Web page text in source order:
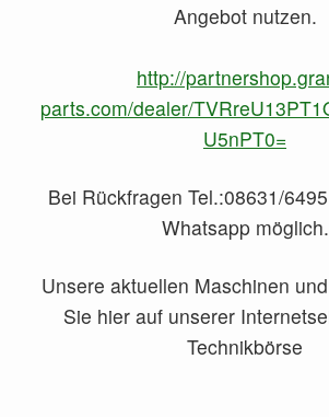
Angebot nutzen.
http://
parts.com/dealer/
U5nPT0=
Bei Rückfragen Tel.:08631/
Whatsapp möglich.
Unsere aktuellen Maschinen
Sie hier auf unserer
Technikbörse